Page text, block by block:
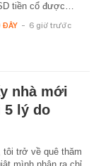
tiền cổ được…
ĐÂY - 6 giờ trước
nhà mới
5 lý do
tôi trở về quê thăm